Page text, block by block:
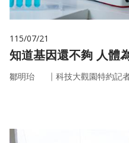
115/07/21
知道基
鄒明珆 ｜ 科技大觀園特約記